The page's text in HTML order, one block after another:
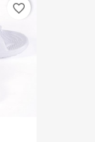
favorite_border